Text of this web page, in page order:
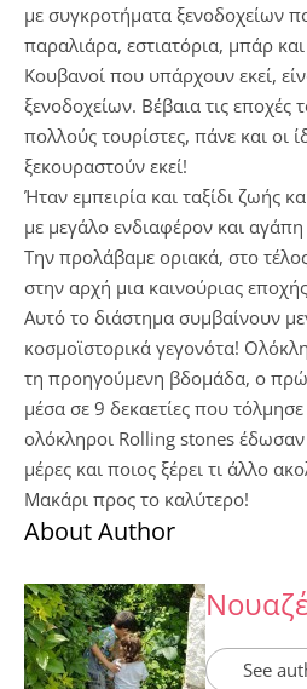
με συγκροτήματα ξενοδοχείων
παραλιάρα, εστιατόρια, μπάρ
Κουβανοί που υπάρχουν εκεί,
ξενοδοχείων. Βέβαια τις εποχές
πολλούς τουρίστες, πάνε και οι
ξεκουραστούν εκεί!
Ήταν εμπειρία και ταξίδι ζωής
με μεγάλο ενδιαφέρον και αγάπη
Την προλάβαμε οριακά, στο
στην αρχή μια καινούριας
Αυτό το διάστημα συμβαίνουν
κοσμοϊστορικά γεγονότα!
τη προηγούμενη βδομάδα, ο
μέσα σε 9 δεκαετίες που τόλμησε
ολόκληροι Rolling stones έδωσαν
μέρες και ποιος ξέρει τι άλλο
Μακάρι προς το καλύτερο!
About Author
See